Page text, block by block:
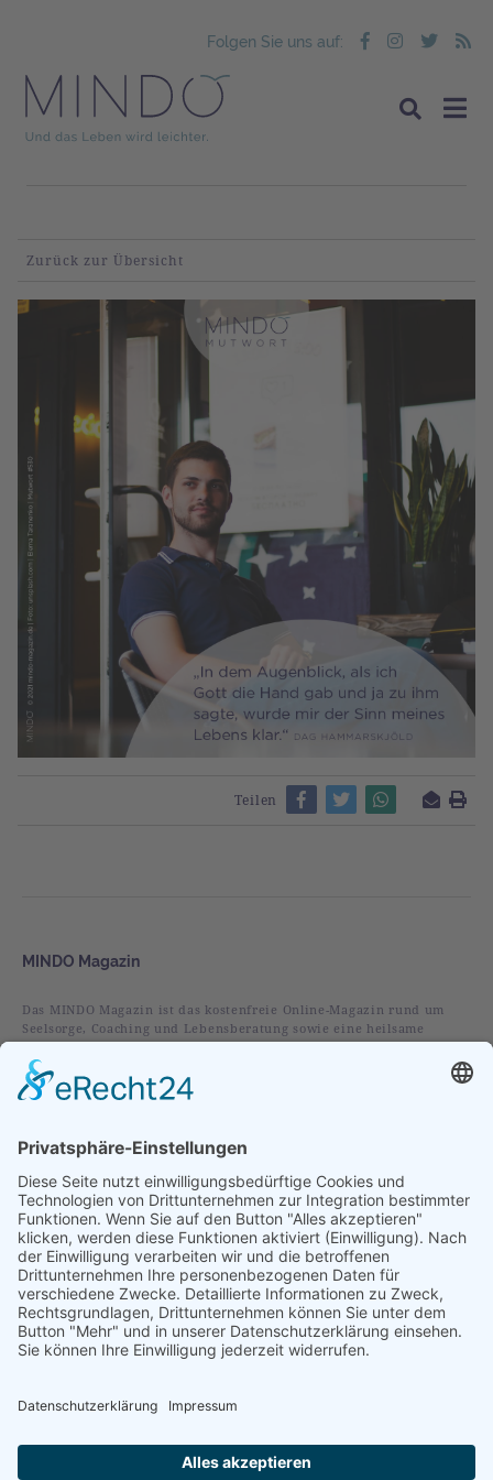
Folgen Sie uns auf:
Zurück zur Übersicht
Teilen
MINDO Magazin
Das MINDO Magazin ist das kostenfreie Online-Magazin rund um
Seelsorge, Coaching und Lebensberatung sowie eine heilsame
christliche Spiritualität.
Rubriken
Alles
Liebe
Glaube
Verstehen
Vorgestellt
Im Fokus
Folge uns auf:
Abonniere unseren Newsletter: